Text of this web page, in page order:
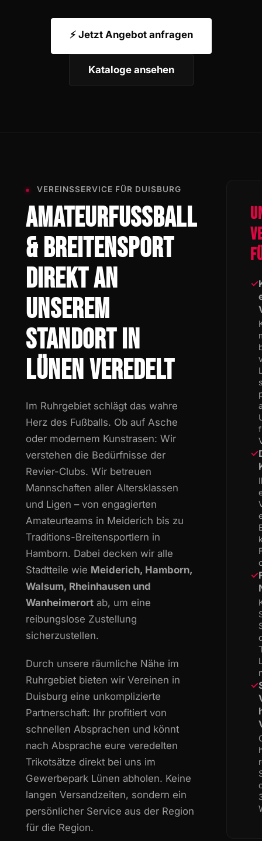
⚡ Jetzt Angebot anfragen
Kataloge ansehen
VEREINSSERVICE FÜR DUISBURG
AMATEURFUSSBALL
& BREITENSPORT
DIREKT AN
UNSEREM
STANDORT IN
LÜNEN VEREDELT
Im Ruhrgebiet schlägt das wahre
Herz des Fußballs. Ob auf Asche
oder modernem Kunstrasen: Wir
verstehen die Bedürfnisse der
Revier-Clubs. Wir betreuen
Mannschaften aller Altersklassen
und Ligen – von engagierten
Amateurteams in Meiderich bis zu
Traditions-Breitensportlern in
Hamborn. Dabei decken wir alle
Stadtteile wie Meiderich, Hamborn,
Walsum, Rheinhausen und
Wanheimerort ab, um eine
reibungslose Zustellung
sicherzustellen.
Durch unsere räumliche Nähe im
Ruhrgebiet bieten wir Vereinen in
Duisburg eine unkomplizierte
Partnerschaft: Ihr profitiert von
schnellen Absprachen und könnt
nach Absprache eure veredelten
Trikotsätze direkt bei uns im
Gewerbepark Lünen abholen. Keine
langen Versandzeiten, sondern ein
persönlicher Service aus der Region
für die Region.
✓
✓
✓
✓